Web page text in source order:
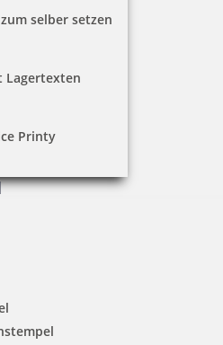
selber setzen
Lagertexten
Printy